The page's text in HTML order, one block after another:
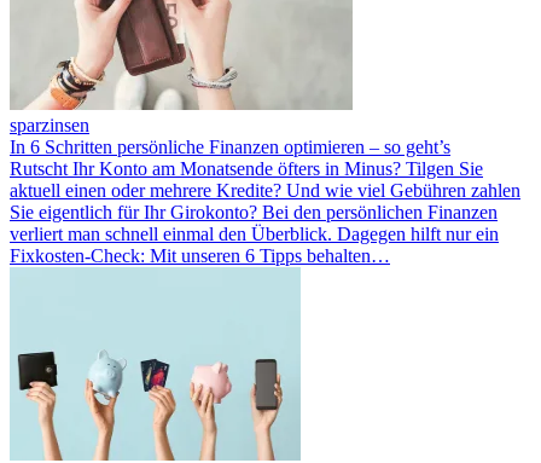
sparzinsen
In 6 Schritten persönliche Finanzen optimieren – so geht’s
Rutscht Ihr Konto am Monatsende öfters in Minus? Tilgen Sie
aktuell einen oder mehrere Kredite? Und wie viel Gebühren zahlen
Sie eigentlich für Ihr Girokonto? Bei den persönlichen Finanzen
verliert man schnell einmal den Überblick. Dagegen hilft nur ein
Fixkosten-Check: Mit unseren 6 Tipps behalten…